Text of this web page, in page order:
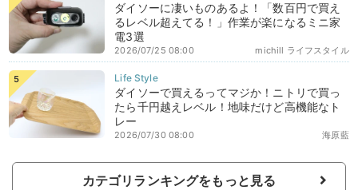
ダイソーに凄いものあるよ！「数百円で買え
るレベル超えてる！」作業が楽になるミニ家
電3選
michill ライフスタイル
2026/07/25 08:00
ダイソーで買えるってマジか！ニトリで買っ
たら千円越えレベル！地味だけど高機能なト
レー
海原藍
2026/07/30 08:00
カテゴリランキングをもっと見る